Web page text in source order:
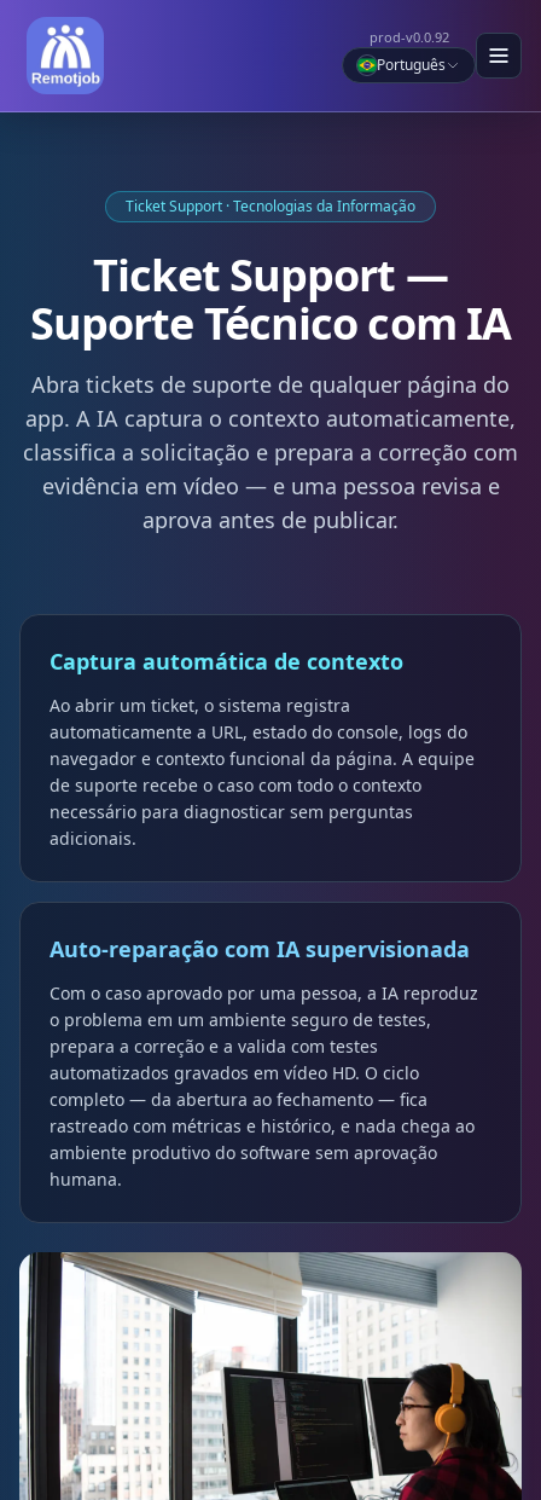
prod-v0.0.92
Português
Ticket Support · Tecnologias da Informação
Ticket Support —
Suporte Técnico com IA
Abra tickets de suporte de qualquer página do
app. A IA captura o contexto automaticamente,
classifica a solicitação e prepara a correção com
evidência em vídeo — e uma pessoa revisa e
aprova antes de publicar.
Captura automática de contexto
Ao abrir um ticket, o sistema registra
automaticamente a URL, estado do console, logs do
navegador e contexto funcional da página. A equipe
de suporte recebe o caso com todo o contexto
necessário para diagnosticar sem perguntas
adicionais.
Auto-reparação com IA supervisionada
Com o caso aprovado por uma pessoa, a IA reproduz
o problema em um ambiente seguro de testes,
prepara a correção e a valida com testes
automatizados gravados em vídeo HD. O ciclo
completo — da abertura ao fechamento — fica
rastreado com métricas e histórico, e nada chega ao
ambiente produtivo do software sem aprovação
humana.